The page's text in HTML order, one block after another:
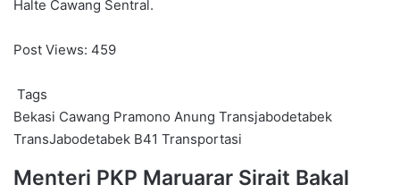
Halte Cawang Sentral.
Post Views: 459
Tags
Bekasi Cawang Pramono Anung Transjabodetabek
TransJabodetabek B41 Transportasi
Menteri
Menteri PKP Maruarar Sirait Bakal